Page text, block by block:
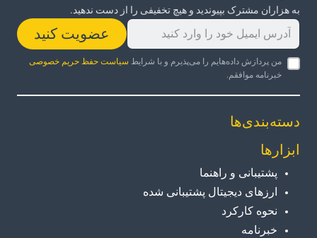
به هزاران مشترک بپیوندید و هیچ تخفیفی را از دست ندهید.
عضویت کنید
من پردازش داده‌هایم را می‌پذیرم و با شرایط سیاست حفظ حریم خصوصی
خبرنامه موافقم.
دسته‌بندی‌ها
ابزارها
پشتیبانی و راهنما
ارزهای دیجیتال پشتیبانی شده
نحوه کارکرد
خبرنامه